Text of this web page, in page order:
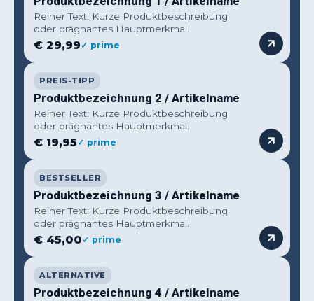
Reiner Text: Kurze Produktbeschreibung
oder prägnantes Hauptmerkmal.
€ 29,99✓ prime
PREIS-TIPP
Produktbezeichnung 2 / Artikelname
Reiner Text: Kurze Produktbeschreibung
oder prägnantes Hauptmerkmal.
€ 19,95✓ prime
BESTSELLER
Produktbezeichnung 3 / Artikelname
Reiner Text: Kurze Produktbeschreibung
oder prägnantes Hauptmerkmal.
€ 45,00✓ prime
ALTERNATIVE
Produktbezeichnung 4 / Artikelname